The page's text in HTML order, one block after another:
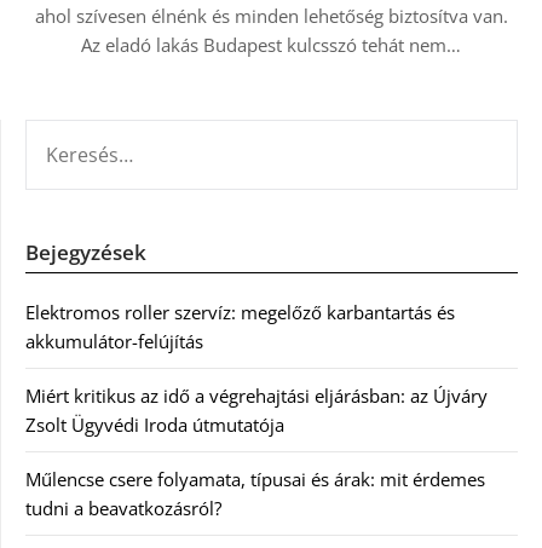
ahol szívesen élnénk és minden lehetőség biztosítva van.
Az eladó lakás Budapest kulcsszó tehát nem…
Bejegyzések
Elektromos roller szervíz: megelőző karbantartás és
akkumulátor-felújítás
Miért kritikus az idő a végrehajtási eljárásban: az Újváry
Zsolt Ügyvédi Iroda útmutatója
Műlencse csere folyamata, típusai és árak: mit érdemes
tudni a beavatkozásról?